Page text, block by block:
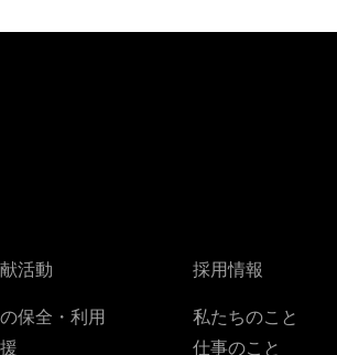
活動
保全・利用
採用情報
私たちのこと
仕事のこと